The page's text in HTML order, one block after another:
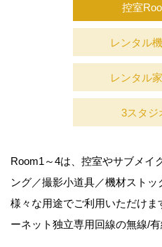
控室
レンタル
レンタル
3スタジ
Room1～4は、控室やサブメイ
ング／撮影小道具／機材ストッ
様々な用途でご利用いただけ
ーネット独立専用回線の無線/